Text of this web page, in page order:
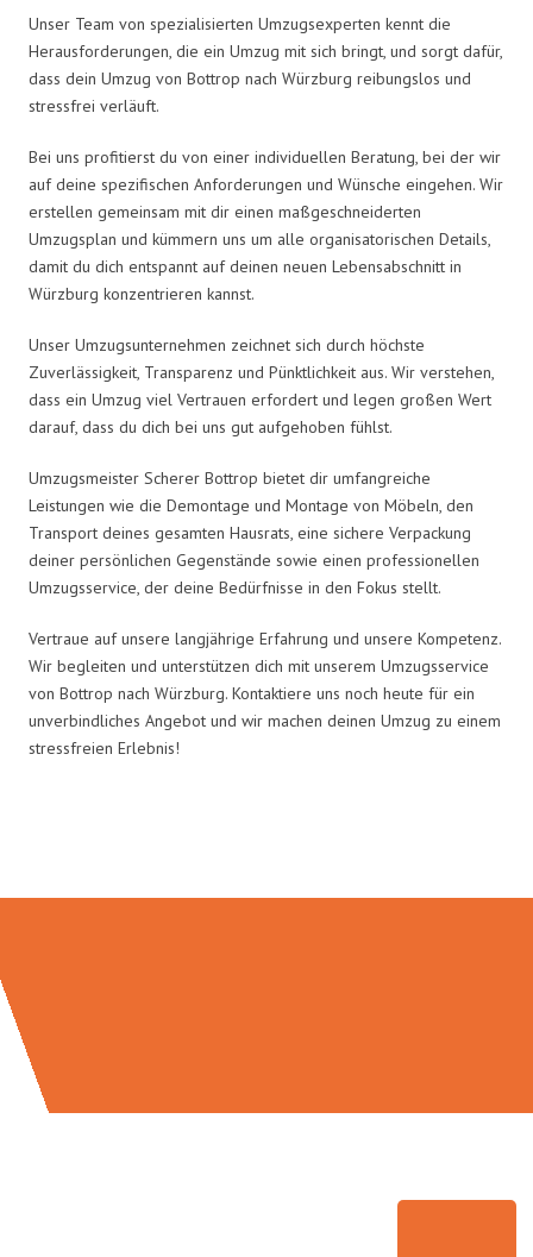
Unser Team von spezialisierten Umzugsexperten kennt die
Herausforderungen, die ein Umzug mit sich bringt, und sorgt dafür,
dass dein Umzug von Bottrop nach Würzburg reibungslos und
stressfrei verläuft.
Bei uns profitierst du von einer individuellen Beratung, bei der wir
auf deine spezifischen Anforderungen und Wünsche eingehen. Wir
erstellen gemeinsam mit dir einen maßgeschneiderten
Umzugsplan und kümmern uns um alle organisatorischen Details,
damit du dich entspannt auf deinen neuen Lebensabschnitt in
Würzburg konzentrieren kannst.
Unser Umzugsunternehmen zeichnet sich durch höchste
Zuverlässigkeit, Transparenz und Pünktlichkeit aus. Wir verstehen,
dass ein Umzug viel Vertrauen erfordert und legen großen Wert
darauf, dass du dich bei uns gut aufgehoben fühlst.
Umzugsmeister Scherer Bottrop bietet dir umfangreiche
Leistungen wie die Demontage und Montage von Möbeln, den
Transport deines gesamten Hausrats, eine sichere Verpackung
deiner persönlichen Gegenstände sowie einen professionellen
Umzugsservice, der deine Bedürfnisse in den Fokus stellt.
Vertraue auf unsere langjährige Erfahrung und unsere Kompetenz.
Wir begleiten und unterstützen dich mit unserem Umzugsservice
von Bottrop nach Würzburg. Kontaktiere uns noch heute für ein
unverbindliches Angebot und wir machen deinen Umzug zu einem
stressfreien Erlebnis!